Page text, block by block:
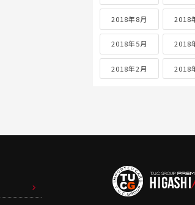
2018年8月 2018
2018年5月 2018
2018年2月 2018